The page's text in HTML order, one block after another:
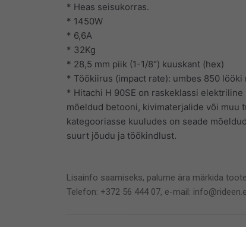
* Heas seisukorras.
* 1450W
* 6,6A
* 32Kg
* 28,5 mm piik (1-1/8″) kuuskant (hex)
* Töökiirus (impact rate): umbes 850
* Hitachi H 90SE on raskeklassi
mõeldud betooni, kivimaterjalide või muu
kategooriasse kuuludes on seade
suurt jõudu ja töökindlust.
Lisainfo saamiseks, palume ära märkida
Telefon: +372 56 444 07, e-mail: